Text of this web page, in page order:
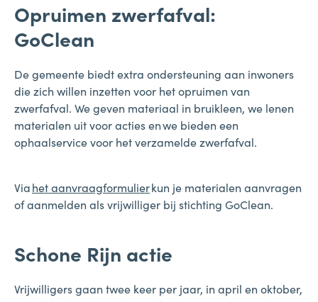
Opruimen zwerfafval:
GoClean
De gemeente biedt extra ondersteuning aan inwoners
die zich willen inzetten voor het opruimen van
zwerfafval. We geven materiaal in bruikleen, we lenen
materialen uit voor acties en we bieden een
ophaalservice voor het verzamelde zwerfafval.
Viahet aanvraagformulierkun je materialen aanvragen
of aanmelden als vrijwilliger bij stichting GoClean.
Schone Rijn actie
Vrijwilligers gaan twee keer per jaar, in april en oktober,